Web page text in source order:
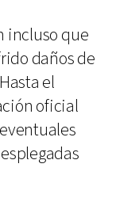
incluso que
daños de
el
oficial